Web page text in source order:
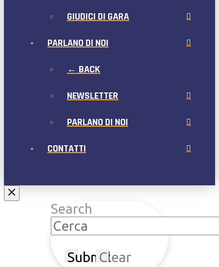
GIUDICI DI GARA
PARLANO DI NOI
← BACK
NEWSLETTER
PARLANO DI NOI
CONTATTI
Search
SubmitClear